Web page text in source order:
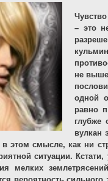
– это
не
одной
равно
глубже
вулкан
в этом смысле, как ни
ситуации.
мелких